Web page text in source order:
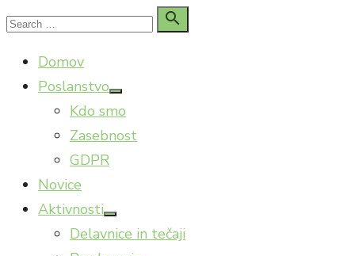
Skip
content
Search

Search
Domov
Poslanstvo
Show
sub
menu
Kdo smo
Zasebnost
GDPR
Novice
Aktivnosti
Show
sub
menu
Delavnice in tečaji